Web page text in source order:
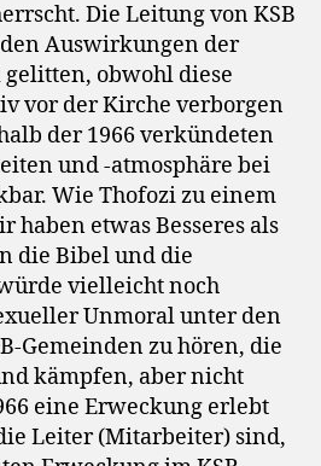
Die Leitung von KSB
Auswirkungen der
obwohl diese
vor der Kirche verborgen
der 1966 verkündeten
und -atmosphäre bei
Wie Thofozi zu einem
haben etwas Besseres als
die Bibel und die
vielleicht noch
Unmoral unter den
Gemeinden zu hören, die
kämpfen, aber nicht
eine Erweckung erlebt
Leiter (Mitarbeiter) sind,